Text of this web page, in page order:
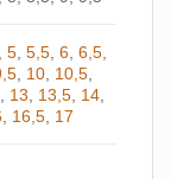
,5 ,5,5 ,6 ,6,5
10 10,5
13 13,5 14
16,5 17